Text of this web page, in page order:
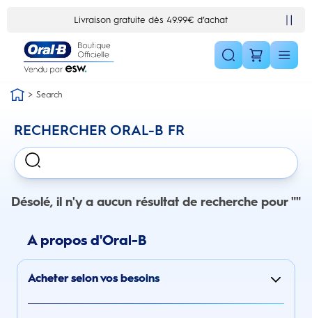
Livraison gratuite dès 49.99€ d’achat
Search
RECHERCHER ORAL-B FR
Désolé, il n'y a aucun résultat de recherche pour ""
A propos d'Oral-B
Acheter selon vos besoins